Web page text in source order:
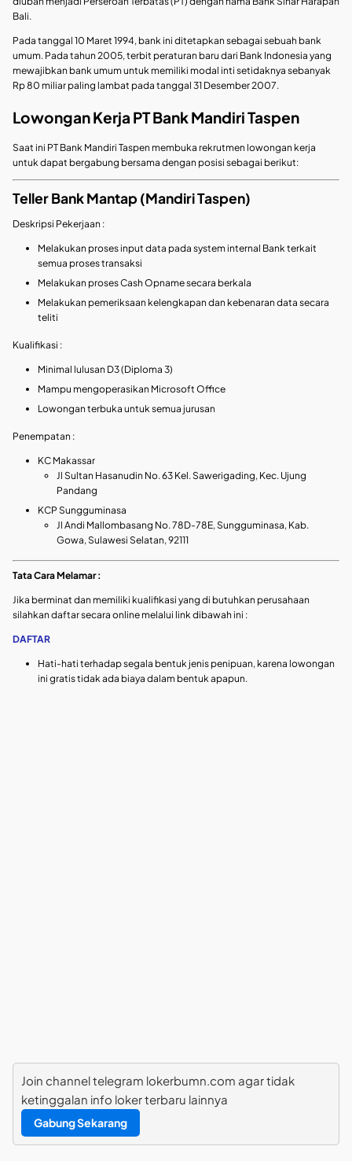
Bali.
Pada tanggal 10 Maret 1994, bank ini ditetapkan sebagai sebuah bank
umum. Pada tahun 2005, terbit peraturan baru dari Bank Indonesia yang
mewajibkan bank umum untuk memiliki modal inti setidaknya sebanyak
Rp 80 miliar paling lambat pada tanggal 31 Desember 2007.
Lowongan Kerja PT Bank Mandiri Taspen
Saat ini PT Bank Mandiri Taspen membuka rekrutmen lowongan kerja
untuk dapat bergabung bersama dengan posisi sebagai berikut:
Teller Bank Mantap (Mandiri Taspen)
Deskripsi Pekerjaan :
Melakukan proses input data pada system internal Bank terkait
semua proses transaksi
Melakukan proses Cash Opname secara berkala
Melakukan pemeriksaan kelengkapan dan kebenaran data secara
teliti
Kualifikasi :
Minimal lulusan D3 (Diploma 3)
Mampu mengoperasikan Microsoft Office
Lowongan terbuka untuk semua jurusan
Penempatan :
KC Makassar
Jl Sultan Hasanudin No. 63 Kel. Sawerigading, Kec. Ujung
Pandang
KCP Sungguminasa
Jl Andi Mallombasang No. 78D-78E, Sungguminasa, Kab.
Gowa, Sulawesi Selatan, 92111
Tata Cara Melamar :
Jika berminat dan memiliki kualifikasi yang di butuhkan perusahaan
silahkan daftar secara online melalui link dibawah ini :
DAFTAR
Hati-hati terhadap segala bentuk jenis penipuan, karena lowongan
ini gratis tidak ada biaya dalam bentuk apapun.
Join channel telegram lokerbumn.com agar tidak
ketinggalan info loker terbaru lainnya
Gabung Sekarang